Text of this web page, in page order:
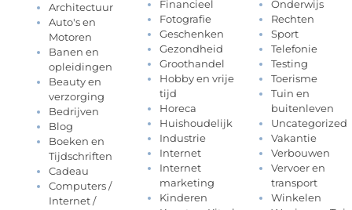
Architectuur
Auto's en
Motoren
Banen en
opleidingen
Beauty en
verzorging
Bedrijven
Blog
Boeken en
Tijdschriften
Cadeau
Computers /
Internet /
Financieel
Fotografie
Geschenken
Gezondheid
Groothandel
Hobby en vrije
tijd
Horeca
Huishoudelijk
Industrie
Internet
Internet
marketing
Kinderen
Onderwijs
Rechten
Sport
Telefonie
Testing
Toerisme
Tuin en
buitenleven
Uncategorized
Vakantie
Verbouwen
Vervoer en
transport
Winkelen